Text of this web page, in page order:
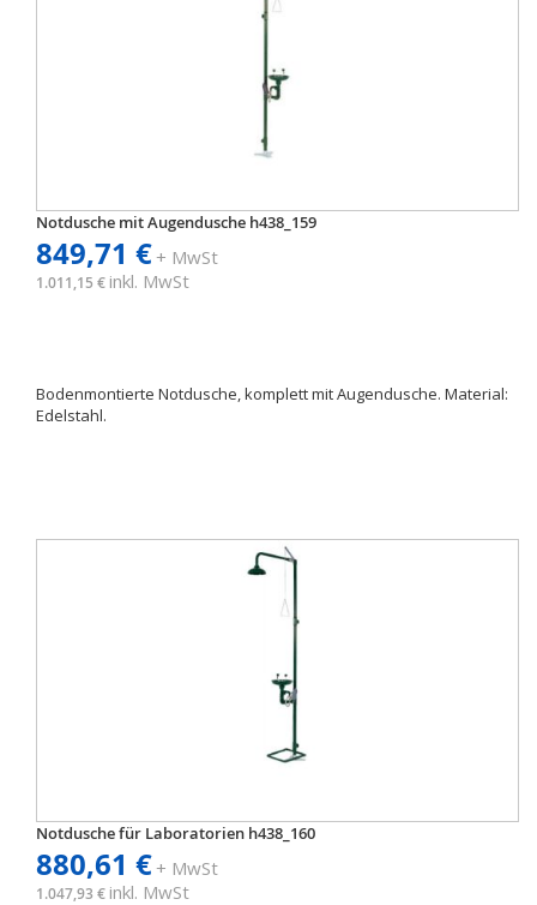
Notdusche mit Augendusche h438_159
849,71 €+ MwSt
1.011,15 € inkl. MwSt
Bodenmontierte Notdusche, komplett mit Augendusche. Material:
Edelstahl.
Notdusche für Laboratorien h438_160
880,61 €+ MwSt
1.047,93 € inkl. MwSt